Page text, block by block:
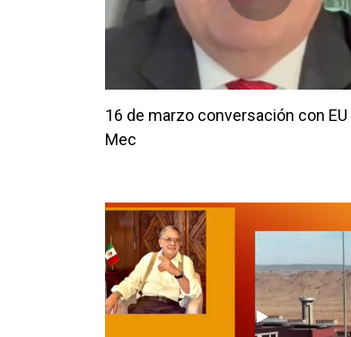
16 de marzo conversación con EU
Mec